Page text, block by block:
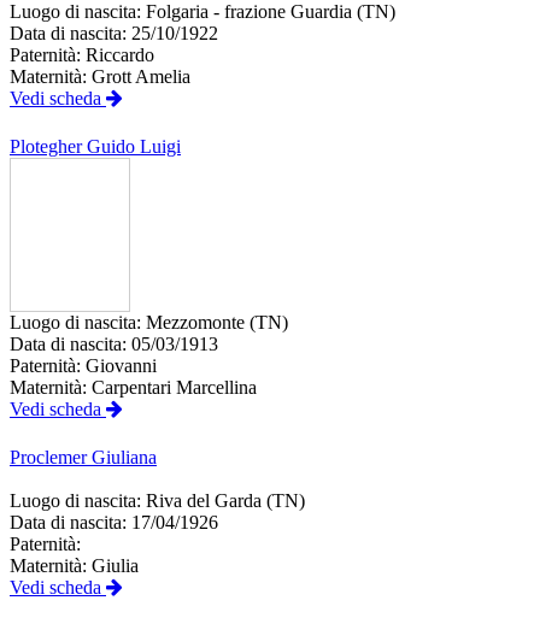
Luogo di nascita: Folgaria - frazione Guardia (TN)
Data di nascita: 25/10/1922
Paternità: Riccardo
Maternità: Grott Amelia
Vedi scheda
Plotegher Guido Luigi
Luogo di nascita: Mezzomonte (TN)
Data di nascita: 05/03/1913
Paternità: Giovanni
Maternità: Carpentari Marcellina
Vedi scheda
Proclemer Giuliana
Luogo di nascita: Riva del Garda (TN)
Data di nascita: 17/04/1926
Paternità:
Maternità: Giulia
Vedi scheda